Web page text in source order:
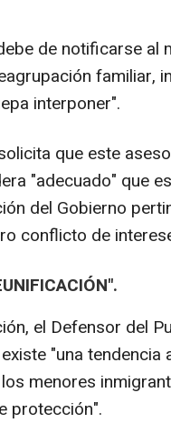
de notificarse al
familiar,
interponer".
que este
"adecuado" que
del Gobierno
conflicto de
el Defensor del
"una tendencia
menores
protección".